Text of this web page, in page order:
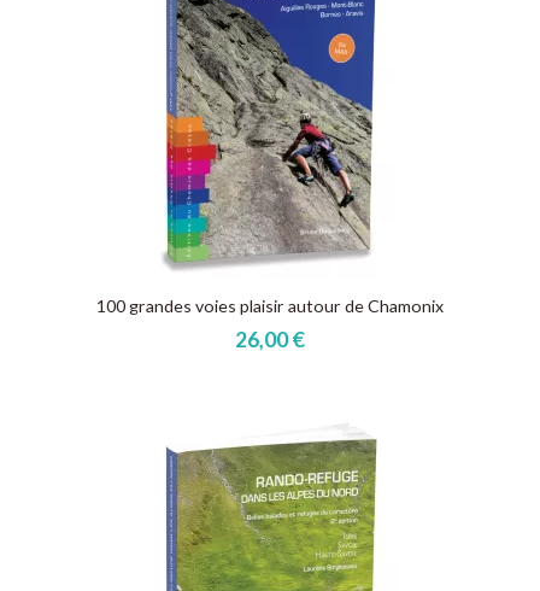
100 grandes voies plaisir autour de Chamonix
26,00 €